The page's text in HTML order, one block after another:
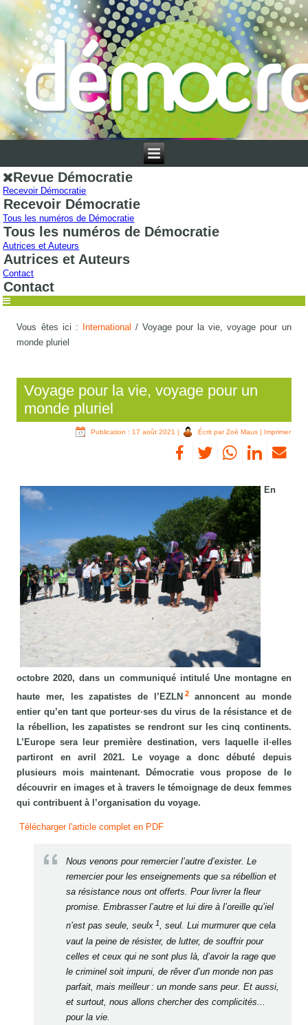
Revue Démocratie
Recevoir Démocratie
Recevoir Démocratie
Tous les numéros de Démocratie
Tous les numéros de Démocratie
Autrices et Auteurs
Autrices et Auteurs
Contact
Contact
Vous êtes ici : International /Voyage pour la vie, voyage pour un
monde pluriel
Voyage pour la vie, voyage pour un
monde pluriel
Publication : 17 août 2021 | Écrit par Zoé Maus| Imprimer
En
octobre 2020, dans un communiqué intitulé Une montagne en
haute mer, les zapatistes de l’EZLN 2
annoncent au monde
entier qu’en tant que porteur·ses du virus de la résistance et de
la rébellion, les zapatistes se rendront sur les cinq continents.
L’Europe sera leur première destination, vers laquelle il·elles
partiront en avril 2021. Le voyage a donc débuté depuis
plusieurs mois maintenant. Démocratie vous propose de le
découvrir en images et à travers le témoignage de deux femmes
qui contribuent à l’organisation du voyage.
Télécharger l'article complet en PDF
Nous venons pour remercier l’autre d’exister. Le
remercier pour les enseignements que sa rébellion et
sa résistance nous ont offerts. Pour livrer la fleur
promise. Embrasser l’autre et lui dire à l’oreille qu’iel
n’est pas seule, seulx1, seul. Lui murmurer que cela
vaut la peine de résister, de lutter, de souffrir pour
celles et ceux qui ne sont plus là, d’avoir la rage que
le criminel soit impuni, de rêver d’un monde non pas
parfait, mais meilleur : un monde sans peur. Et aussi,
et surtout, nous allons chercher des complicités...
pour la vie.